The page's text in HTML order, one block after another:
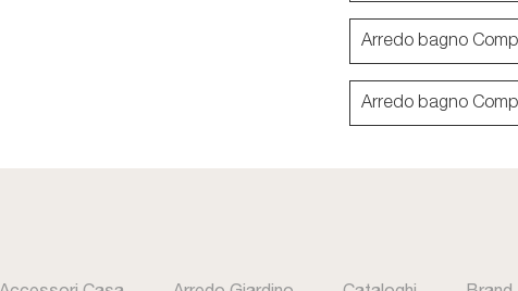
Arredo bagno
Arredo bagno